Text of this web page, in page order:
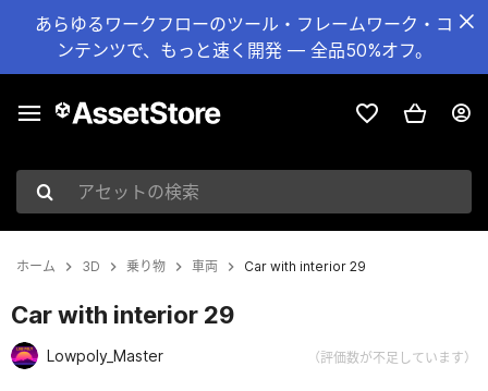
あらゆるワークフローのツール・フレームワーク・コ
ンテンツで、もっと速く開発 — 全品50%オフ。
アセットの検索
ホーム 3D 乗り物 車両 Car with interior 29
Car with interior 29
Lowpoly_Master （評価数が不足しています）